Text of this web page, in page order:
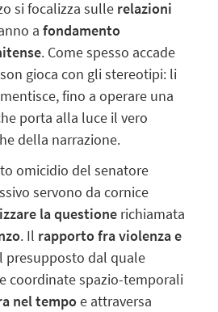
si focalizza sulle relazioni
a fondamento
. Come spesso accade
gioca con gli stereotipi: li
fino a operare una
porta alla luce il vero
della narrazione.
omicidio del senatore
servono da cornice
la questione richiamata
. Il rapporto fra violenza e
presupposto dal quale
coordinate spazio-temporali
nel tempoe attraversa